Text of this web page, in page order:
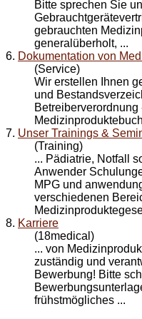
Bitte sprechen Sie
gebrauchten
generalüberholt, ...
6. Dokumentation von
(Service)
Wir erstellen Ihnen
und
7. Unser Trainings &
(Training)
... Pädiatrie, Notfall
Anwender
MPG und
verschiedenen
Medizinprodukte
8. Karriere
(18medical)
... von
zuständig und
Bewerbung! Bitte
frühstmögliches ...